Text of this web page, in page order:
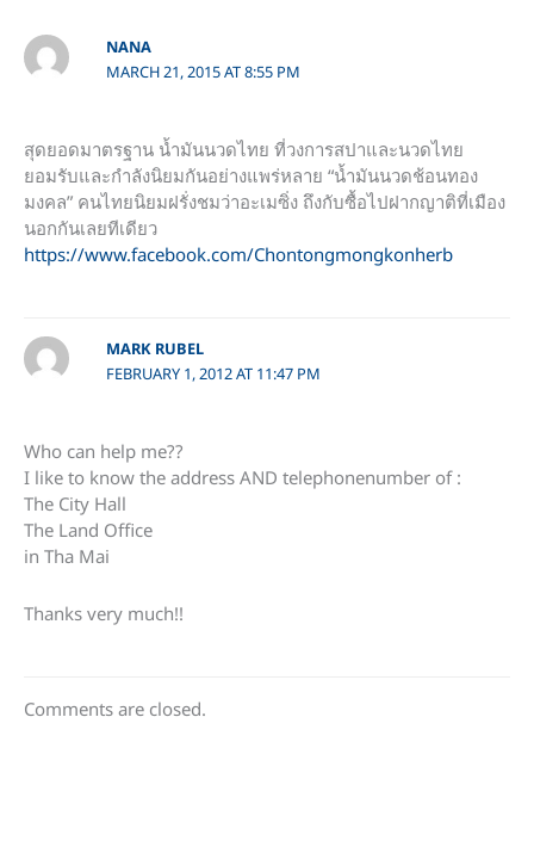
NANA
MARCH 21, 2015 AT 8:55 PM
สุดยอดมาตรฐาน น้ำมันนวดไทย ที่วงการสปาและนวดไทย
ยอมรับและกำลังนิยมกันอย่างแพร่หลาย “น้ำมันนวดช้อนทอง
มงคล” คนไทยนิยมฝรั่งชมว่าอะเมซิ่ง ถึงกับซื้อไปฝากญาติที่เมือง
นอกกันเลยทีเดียว
https://www.facebook.com/Chontongmongkonherb
MARK RUBEL
FEBRUARY 1, 2012 AT 11:47 PM
Who can help me??
I like to know the address AND telephonenumber of :
The City Hall
The Land Office
in Tha Mai
Thanks very much!!
Comments are closed.